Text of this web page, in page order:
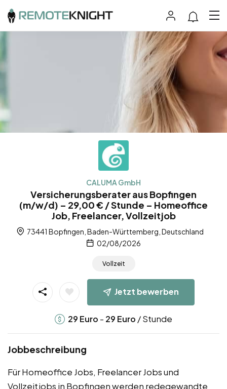
CALUMA GmbH
Versicherungsberater aus Bopfingen
(m/w/d) – 29,00 € / Stunde – Homeoffice
Job, Freelancer, Vollzeitjob
73441 Bopfingen, Baden-Württemberg, Deutschland
02/08/2026
Vollzeit
Jetzt bewerben
29 Euro - 29 Euro / Stunde
Jobbeschreibung
Für Homeoffice Jobs, Freelancer Jobs und
Vollzeitjobs in Bopfingen werden redegewandte